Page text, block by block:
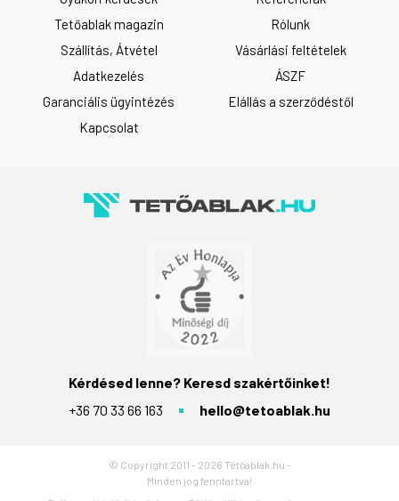
Tetőablak magazin
Rólunk
Szállítás, Átvétel
Vásárlási feltételek
Adatkezelés
ÁSZF
Garanciális ügyintézés
Elállás a szerződéstől
Kapcsolat
Kérdésed lenne? Keresd szakértőinket!
+36 70 33 66 163
hello@tetoablak.hu
© Copyright 2011 - 2026 Tétőablak.hu -
Minden jog fenntartva!